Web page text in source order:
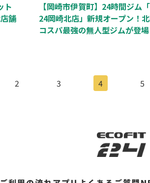
ト
舗
【岡崎市伊賀町】24時間ジム
24岡崎北店」新規オープン！
コスパ最強の無人型ジムが登場
2 3 4 5